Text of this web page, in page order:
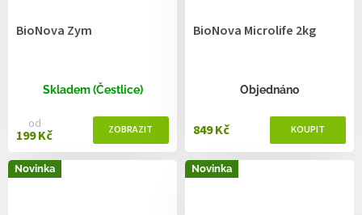
BioNova Zym
Skladem (Čestlice)
od
199 Kč
BioNova Microlife 2kg
Objednáno
849 Kč
Novinka Novinka